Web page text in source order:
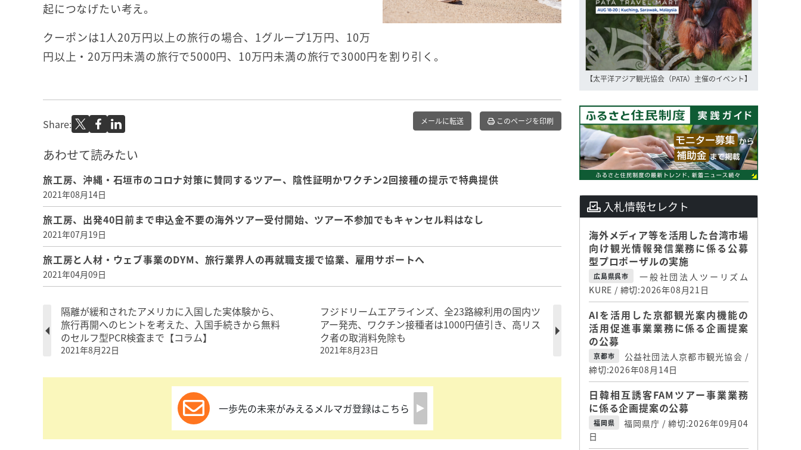
起につなげたい考え。
クーポンは1人20万円以上の旅行の場合、1グループ1万円、10万
円以上・20万円未満の旅行で5000円、10万円未満の旅行で3000円を割り引く。
Share: メールに転送 このページを印刷
あわせて読みたい
旅工房、沖縄・石垣市のコロナ対策に賛同するツアー、陰性証明かワクチン2回接種の提示で特典提供
2021年08月14日
旅工房、出発40日前まで申込金不要の海外ツアー受付開始、ツアー不参加でもキャンセル料はなし
2021年07月19日
旅工房と人材・ウェブ事業のDYM、旅行業界人の再就職支援で協業、雇用サポートへ
2021年04月09日
隔離が緩和されたアメリカに入国した実体験から、
旅行再開へのヒントを考えた、入国手続きから無料
のセルフ型PCR検査まで【コラム】
2021年8月22日
フジドリームエアラインズ、全23路線利用の国内ツ
アー発売、ワクチン接種者は1000円値引き、高リス
ク者の取消料免除も
2021年8月23日
一歩先の未来がみえるメルマガ登録はこちら
【太平洋アジア観光協会（PATA）主催のイベント】
入札情報セレクト
海外メディア等を活用した台湾市場
向け観光情報発信業務に係る公募
型プロポーザルの実施
広島県呉市
一般社団法人ツーリズム
KURE / 締切:2026年08月21日
AIを活用した京都観光案内機能の
活用促進事業業務に係る企画提案
の公募
京都市
公益社団法人京都市観光協会 /
締切:2026年08月14日
日韓相互誘客FAMツアー事業業務
に係る企画提案の公募
福岡県
福岡県庁 / 締切:2026年09月04
日